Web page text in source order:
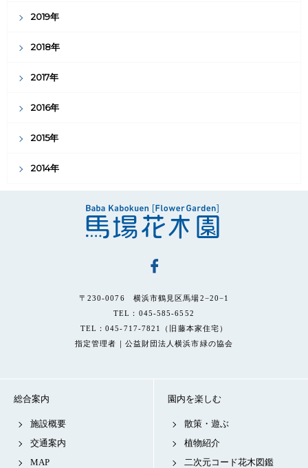
2019年
2018年
2017年
2016年
2015年
2014年
〒230-0076 横浜市鶴見区馬場2−20−1
TEL：045-585-6552
TEL：045-717-7821（旧藤本家住宅）
指定管理者｜公益財団法人横浜市緑の協会
総合案内
施設概要
交通案内
MAP
園内を楽しむ
散策・遊ぶ
植物紹介
二次元コード花木図鑑